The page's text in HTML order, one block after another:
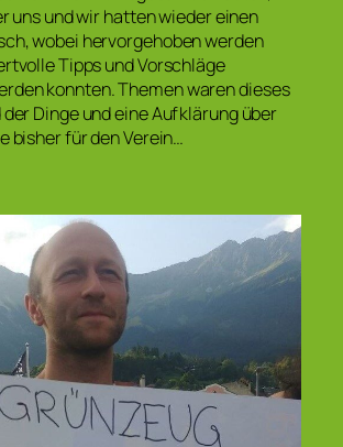
uns und wir hatten wieder einen
wobei hervorgehoben werden
Tipps und Vorschläge
konnten. Themen waren dieses
Dinge und eine Aufklärung über
bisher für den Verein…